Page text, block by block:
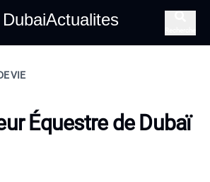
DubaiActualites
VIE
Équestre de Dubaï